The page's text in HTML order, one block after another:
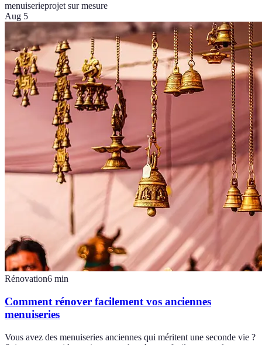
menuiserieprojet sur mesure
Aug 5
Rénovation6 min
Comment rénover facilement vos anciennes
menuiseries
Vous avez des menuiseries anciennes qui méritent une seconde vie ?